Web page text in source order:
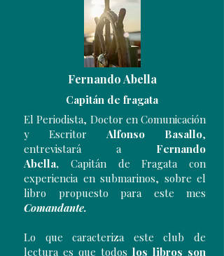
Fernando Abella
Capitán de fragata
El Periodista, Doctor en Comunicación
y Escritor Alfonso Basallo,
entrevistará a Fernando
Abella,
Capitán de Fragata con
experiencia en submarinos, sobre el
libro propuesto para este mes
Comandante.
Lo que caracteriza este club de
lectura es que todos los libros son